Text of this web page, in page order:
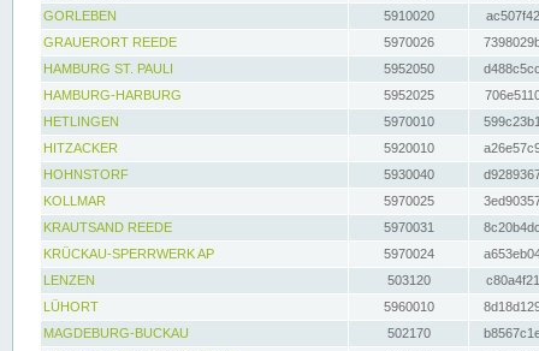
GORLEBEN
5910020
GRAUERORT REEDE
5970026
HAMBURG ST. PAULI
5952050
HAMBURG-HARBURG
5952025
HETLINGEN
5970010
HITZACKER
5920010
HOHNSTORF
5930040
KOLLMAR
5970025
KRAUTSAND REEDE
5970031
KRÜCKAU-SPERRWERK AP
5970024
LENZEN
503120
LÜHORT
5960010
MAGDEBURG-BUCKAU
502170